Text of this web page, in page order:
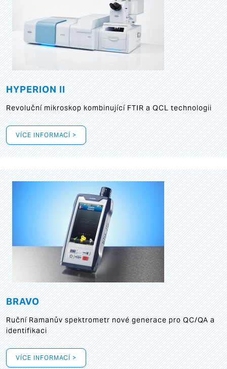
HYPERION II
Revoluční mikroskop kombinující FTIR a QCL technologii
VÍCE INFORMACÍ >
BRAVO
Ruční Ramanův spektrometr nové generace pro QC/QA a
identifikaci
VÍCE INFORMACÍ >